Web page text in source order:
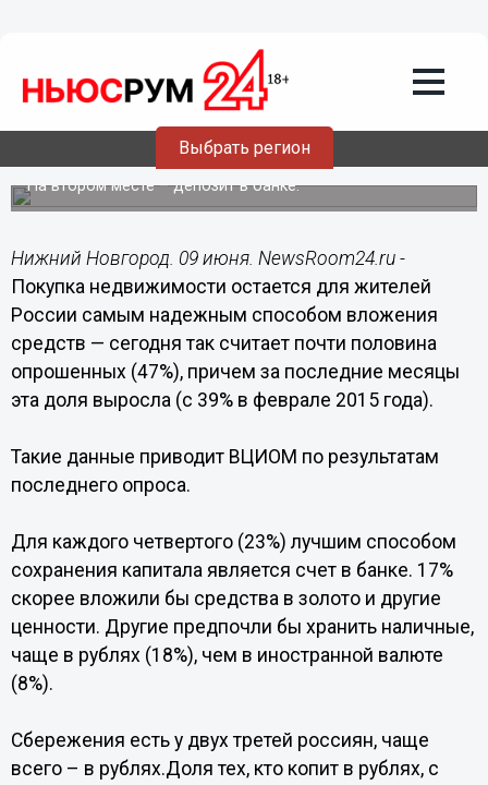
Выбрать регион
Покупка недвижимости – лучший
способ сохранить деньги, считают
На втором месте – депозит в банке.
Нижний Новгород. 09 июня. NewsRoom24.ru -
Покупка недвижимости остается для жителей
России самым надежным способом вложения
средств — сегодня так считает почти половина
опрошенных (47%), причем за последние месяцы
эта доля выросла (с 39% в феврале 2015 года).
Такие данные приводит ВЦИОМ по результатам
последнего опроса.
Для каждого четвертого (23%) лучшим способом
сохранения капитала является счет в банке. 17%
скорее вложили бы средства в золото и другие
ценности. Другие предпочли бы хранить наличные,
чаще в рублях (18%), чем в иностранной валюте
(8%).
Сбережения есть у двух третей россиян, чаще
всего – в рублях.Доля тех, кто копит в рублях, с